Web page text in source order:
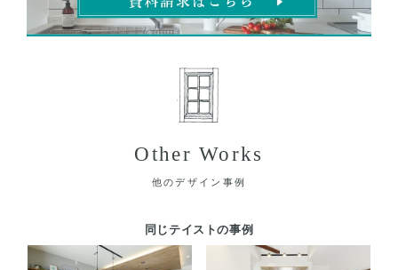
Other Works
他のデザイン事例
同じテイストの事例